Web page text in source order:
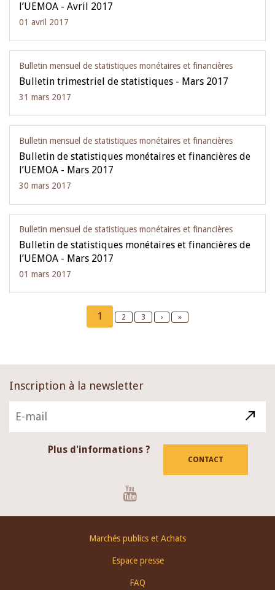
l’UEMOA - Avril 2017
01 avril 2017
Bulletin mensuel de statistiques monétaires et financières
Bulletin trimestriel de statistiques - Mars 2017
31 mars 2017
Bulletin mensuel de statistiques monétaires et financières
Bulletin de statistiques monétaires et financières de
l’UEMOA - Mars 2017
30 mars 2017
Bulletin mensuel de statistiques monétaires et financières
Bulletin de statistiques monétaires et financières de
l’UEMOA - Mars 2017
01 mars 2017
Current
page
1 Page
2 Page
3
Next
›
Last
»
Inscription à la newsletter
Plus d'informations ?
CONTACT
Marchés publics et Achats
Espace presse
FAQ